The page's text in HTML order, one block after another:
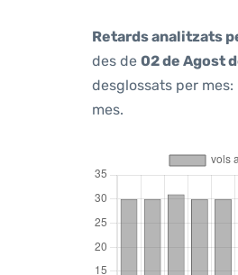
Retards analitzats
des de 02 de Agost
desglossats per
mes.